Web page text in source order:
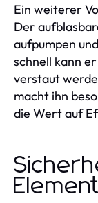
Ein weiterer
Der
aufpumpen
schnell kann
verstaut
macht ihn
die Wert auf
Element